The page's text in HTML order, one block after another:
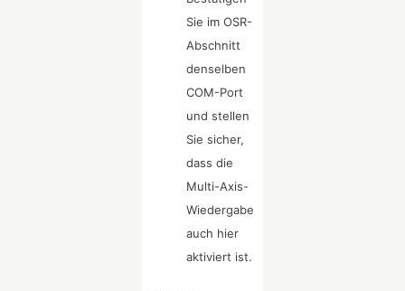
Sie im OSR-
Abschnitt
denselben
COM-Port
und stellen
Sie sicher,
dass die
Multi-Axis-
Wiedergabe
auch hier
aktiviert ist.